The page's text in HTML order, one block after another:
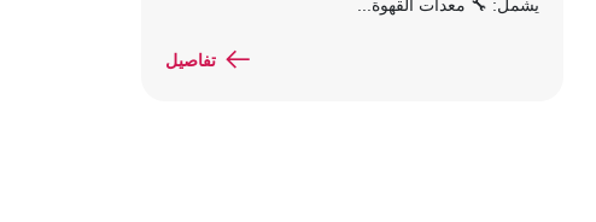
يشمل: 🔧 معدات القهوة...
تفاصيل